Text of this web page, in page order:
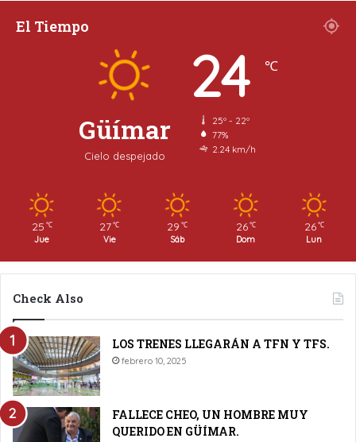
El Tiempo
Güímar
Cielo despejado
24 ℃
25º - 22º
77%
2.24 km/h
25 ℃
Jue
27 ℃
Vie
29 ℃
Sáb
26 ℃
Dom
26 ℃
Lun
Check Also
LOS TRENES LLEGARÁN A TFN Y TFS.
febrero 10, 2025
FALLECE CHEO, UN HOMBRE MUY
QUERIDO EN GÜÍMAR.